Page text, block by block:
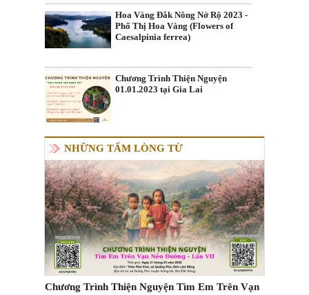
Hoa Vàng Đắk Nông Nở Rộ 2023 -
Phố Thị Hoa Vàng (Flowers of
Caesalpinia ferrea)
Chương Trình Thiện Nguyện
01.01.2023 tại Gia Lai
NHỮNG TẤM LÒNG TỪ
Chương Trình Thiện Nguyện Tìm Em Trên Vạn